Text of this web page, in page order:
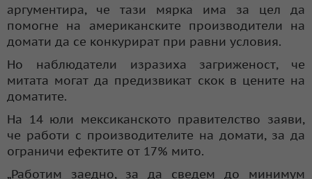
аргументира, че тази мярка има за цел да
помогне на американските производители на
домати да се конкурират при равни условия.
Но наблюдатели изразиха загриженост, че
митата могат да предизвикат скок в цените на
доматите.
На 14 юли мексиканското правителство заяви,
че работи с производителите на домати, за да
ограничи ефектите от 17% мито.
„Работим заедно, за да сведем до минимум